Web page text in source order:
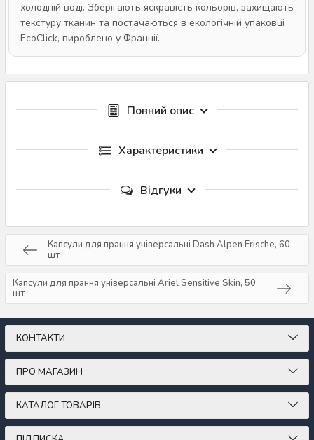
холодній воді. Зберігають яскравість кольорів, захищають
текстуру тканин та постачаються в екологічній упаковці
EcoClick, вироблено у Франції.
Повний опис
Характеристики
Відгуки
Капсули для прання універсальні Dash Alpen Frische, 60
шт
Капсули для прання універсальні Ariel Sensitive Skin, 50
шт
КОНТАКТИ
ПРО МАГАЗИН
КАТАЛОГ ТОВАРІВ